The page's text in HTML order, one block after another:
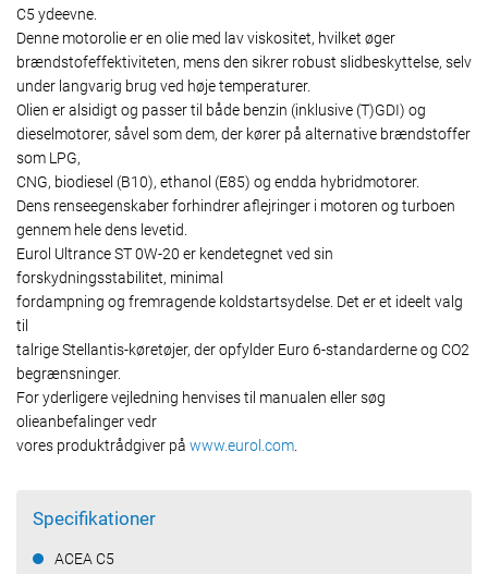
C5 ydeevne.
Denne motorolie er en olie med lav viskositet, hvilket øger
brændstofeffektiviteten, mens den sikrer robust slidbeskyttelse, selv
under langvarig brug ved høje temperaturer.
Olien er alsidigt og passer til både benzin (inklusive (T)GDI) og
dieselmotorer, såvel som dem, der kører på alternative brændstoffer
som LPG,
CNG, biodiesel (B10), ethanol (E85) og endda hybridmotorer.
Dens renseegenskaber forhindrer aflejringer i motoren og turboen
gennem hele dens levetid.
Eurol Ultrance ST 0W-20 er kendetegnet ved sin
forskydningsstabilitet, minimal
fordampning og fremragende koldstartsydelse. Det er et ideelt valg
til
talrige Stellantis-køretøjer, der opfylder Euro 6-standarderne og CO2
begrænsninger.
For yderligere vejledning henvises til manualen eller søg
olieanbefalinger vedr
vores produktrådgiver på www.eurol.com
Specifikationer
ACEA C5